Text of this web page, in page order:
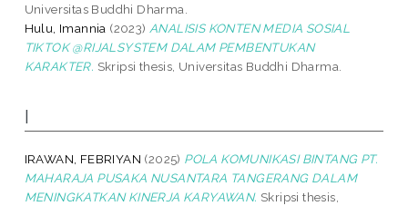
Universitas Buddhi Dharma.
Hulu, Imannia (2023) ANALISIS KONTEN MEDIA SOSIAL
TIKTOK @RIJALSYSTEM DALAM PEMBENTUKAN
KARAKTER. Skripsi thesis, Universitas Buddhi Dharma.
I
IRAWAN, FEBRIYAN (2025) POLA KOMUNIKASI BINTANG PT.
MAHARAJA PUSAKA NUSANTARA TANGERANG DALAM
MENINGKATKAN KINERJA KARYAWAN. Skripsi thesis,